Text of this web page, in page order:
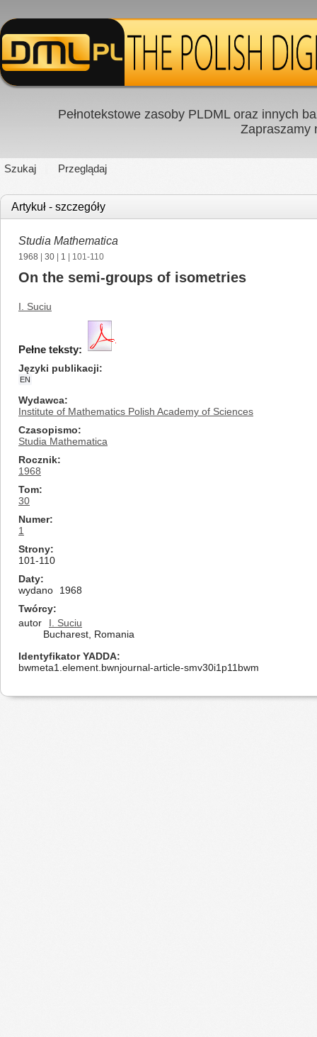
Pełnotekstowe zasoby PLDML oraz innych
Zapraszamy
Szukaj Przeglądaj
Artykuł - szczegóły
Studia Mathematica
1968 30 1 | 101-110
On the semi-groups of isometries
I. Suciu
Pełne teksty:
Języki publikacji
EN
Wydawca
Institute of Mathematics Polish Academy of Sciences
Czasopismo
Studia Mathematica
Rocznik
1968
Tom
30
Numer
1
Strony
101-110
Daty
wydano
1968
Twórcy
autor
I. Suciu
Bucharest, Romania
Identyfikator YADDA
bwmeta1.element.bwnjournal-article-smv30i1p11bwm